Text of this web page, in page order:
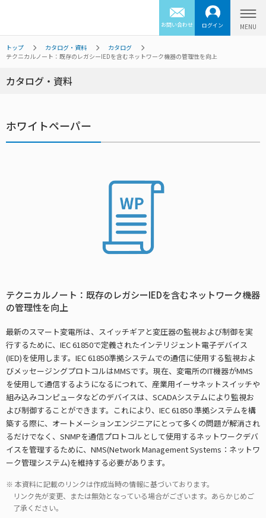
お問い合わせ ログイン
トップ カタログ・資料
カタログ
テクニカルノート：既存のレガシーIEDを含むネットワーク機器の管理性を向上
カタログ・資料
ホワイトペーパー
テクニカルノート：既存のレガシーIEDを含むネットワーク機器
の管理性を向上
最新のスマート変電所は、スイッチギアと変圧器の監視および制御を実
行するために、IEC 61850で定義されたインテリジェント電子デバイス
(IED)を使用します。IEC 61850準拠システムでの通信に使用する監視およ
びメッセージングプロトコルはMMSです。現在、変電所のIT機器がMMS
を使用して通信するようになるにつれて、産業用イーサネットスイッチや
組み込みコンピュータなどのデバイスは、SCADAシステムにより監視お
よび制御することができます。これにより、IEC 61850 準拠システムを構
築する際に、オートメーションエンジニアにとって多くの問題が解消され
るだけでなく、SNMPを通信プロトコルとして使用するネットワークデバ
イスを管理するために、NMS(Network Management Systems：ネットワ
ーク管理システム)を維持する必要があります。
本資料に記載のリンクは作成当時の情報に基づいております。
リンク先が変更、または無効となっている場合がございます。あらかじめご
了承ください。